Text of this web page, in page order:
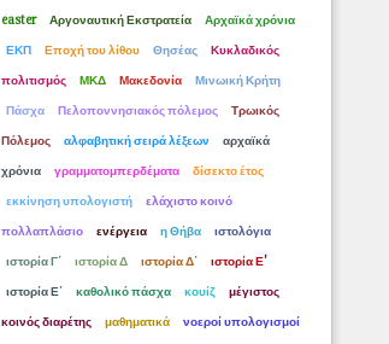
easter
Αργοναυτική Εκστρατεία
Αρχαϊκά χρόνια
ΕΚΠ
Εποχή του λίθου Θησέας
Κυκλαδικός
πολιτισμός
ΜΚΔ Μακεδονία
Μινωική Κρήτη
Πάσχα
Πελοποννησιακός πόλεμος
Τρωικός
Πόλεμος
αλφαβητική σειρά λέξεων
αρχαϊκά
χρόνια
γραμματομπερδέματα
δίσεκτο έτος
εκκίνηση υπολογιστή
ελάχιστο κοινό
πολλαπλάσιο
ενέργεια η Θήβα
ιστολόγια
ιστορία Γ΄
ιστορία Δ ιστορία Δ΄
ιστορία Ε'
ιστορία Ε΄
καθολικό πάσχα κουίζ
μέγιστος
κοινός διαρέτης
μαθηματικά
νοεροί υπολογισμοί